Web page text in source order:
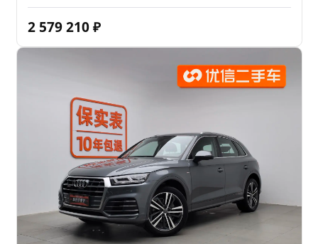
2 579 210 ₽